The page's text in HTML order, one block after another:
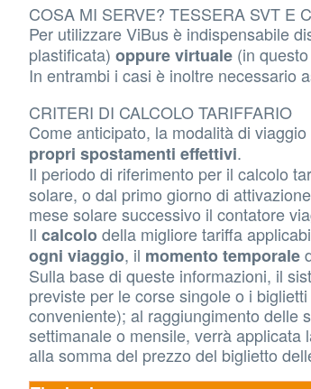
COSA MI SERVE? TESSERA SVT E
Per utilizzare ViBus è indispensabile
plastificata) oppure virtuale (in
In entrambi i casi è inoltre necessario
CRITERI DI CALCOLO TARIFFARIO
Come anticipato, la modalità di
propri spostamenti effettivi.
Il periodo di riferimento per il calcolo
solare, o dal primo giorno di
mese solare successivo il contatore
Il calcolodella migliore tariffa
ogni viaggio, il momento temporale
Sulla base di queste informazioni, il
previste per le corse singole o i
conveniente); al raggiungimento delle
settimanale o mensile, verrà
alla somma del prezzo del biglietto